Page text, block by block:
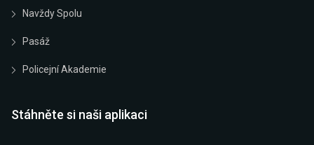
Navždy Spolu
Pasáž
Policejní Akademie
Stáhněte si naši aplikaci